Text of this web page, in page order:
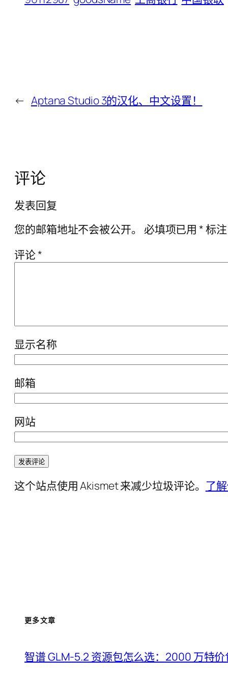
← Aptana Studio 3的汉化、中文设置！
评论
发表回复
您的邮箱地址不会被公开。
必填项已用*标注
评论*
显示名称
邮箱
网站
这个站点使用 Akismet 来减少垃圾评论。 了
更多文章
智谱 GLM-5.2 资源包怎么选：2000 万特